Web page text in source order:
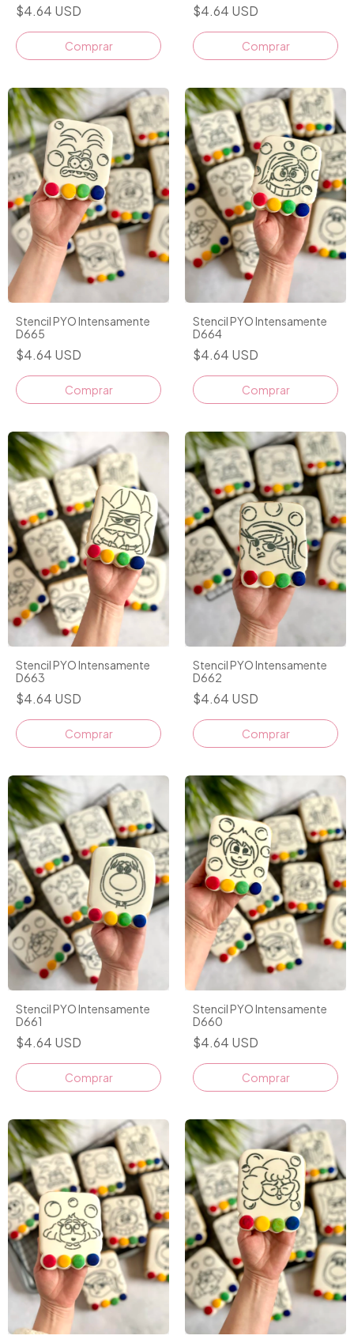
$4.64 USD
Comprar
$4.64 USD
Comprar
Stencil PYO Intensamente
D665
$4.64 USD
Comprar
Stencil PYO Intensamente
D664
$4.64 USD
Comprar
Stencil PYO Intensamente
D663
$4.64 USD
Comprar
Stencil PYO Intensamente
D662
$4.64 USD
Comprar
Stencil PYO Intensamente
D661
$4.64 USD
Comprar
Stencil PYO Intensamente
D660
$4.64 USD
Comprar